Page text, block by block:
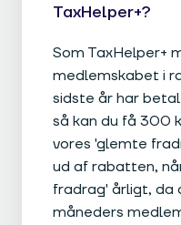
TaxHelper+?
Som TaxHelper+
medlemskabet i
sidste år har
så kan du få 300
vores 'glemte
ud af rabatten,
fradrag' årligt, da
måneders